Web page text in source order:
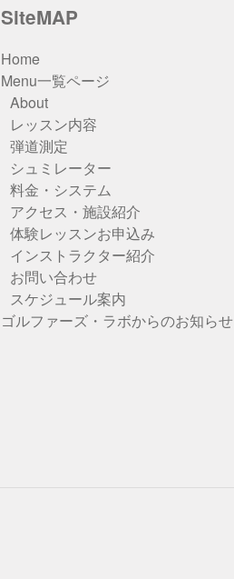
SiteMAP
Home
Menu一覧ページ
About
レッスン内容
弾道測定
シュミレーター
料金・システム
アクセス・施設紹介
体験レッスンお申込み
インストラクター紹介
お問い合わせ
スケジュール案内
ゴルファーズ・ラボからのお知らせ